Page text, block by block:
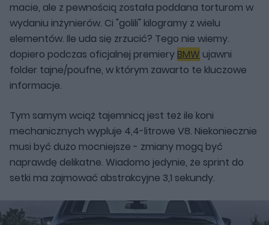
macie, ale z pewnością została poddana torturom w
wydaniu inżynierów. Ci "golili" kilogramy z wielu
elementów. Ile uda się zrzucić? Tego nie wiemy.
dopiero podczas oficjalnej premiery BMW ujawni
folder tajne/poufne, w którym zawarto te kluczowe
informacje.
Tym samym wciąż tajemnicą jest też ile koni
mechanicznych wypluje 4,4-litrowe V8. Niekoniecznie
musi być dużo mocniejsze - zmiany mogą być
naprawdę delikatne. Wiadomo jedynie, że sprint do
setki ma zajmować abstrakcyjne 3,1 sekundy.